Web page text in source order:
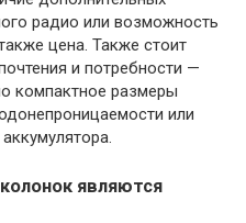
радио или возможность
цена. Также стоит
и потребности —
компактное размеры
или
являются